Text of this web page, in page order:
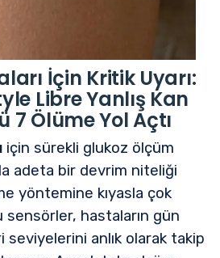
İçin Kritik Uyarı:
Libre Yanlış Kan
7 Ölüme Yol Açtı
için sürekli glukoz ölçüm
adeta bir devrim niteliği
yöntemine kıyasla çok
sensörler, hastaların gün
seviyelerini anlık olarak takip